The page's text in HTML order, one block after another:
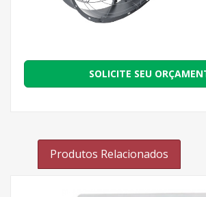
SOLICITE SEU
Produtos Relacionados